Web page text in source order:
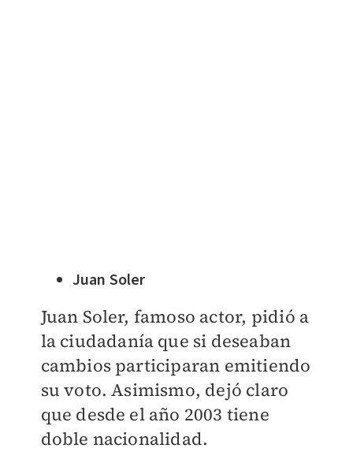
Juan Soler
Juan Soler, famoso actor, pidió a
la ciudadanía que si deseaban
cambios participaran emitiendo
su voto. Asimismo, dejó claro
que desde el año 2003 tiene
doble nacionalidad.